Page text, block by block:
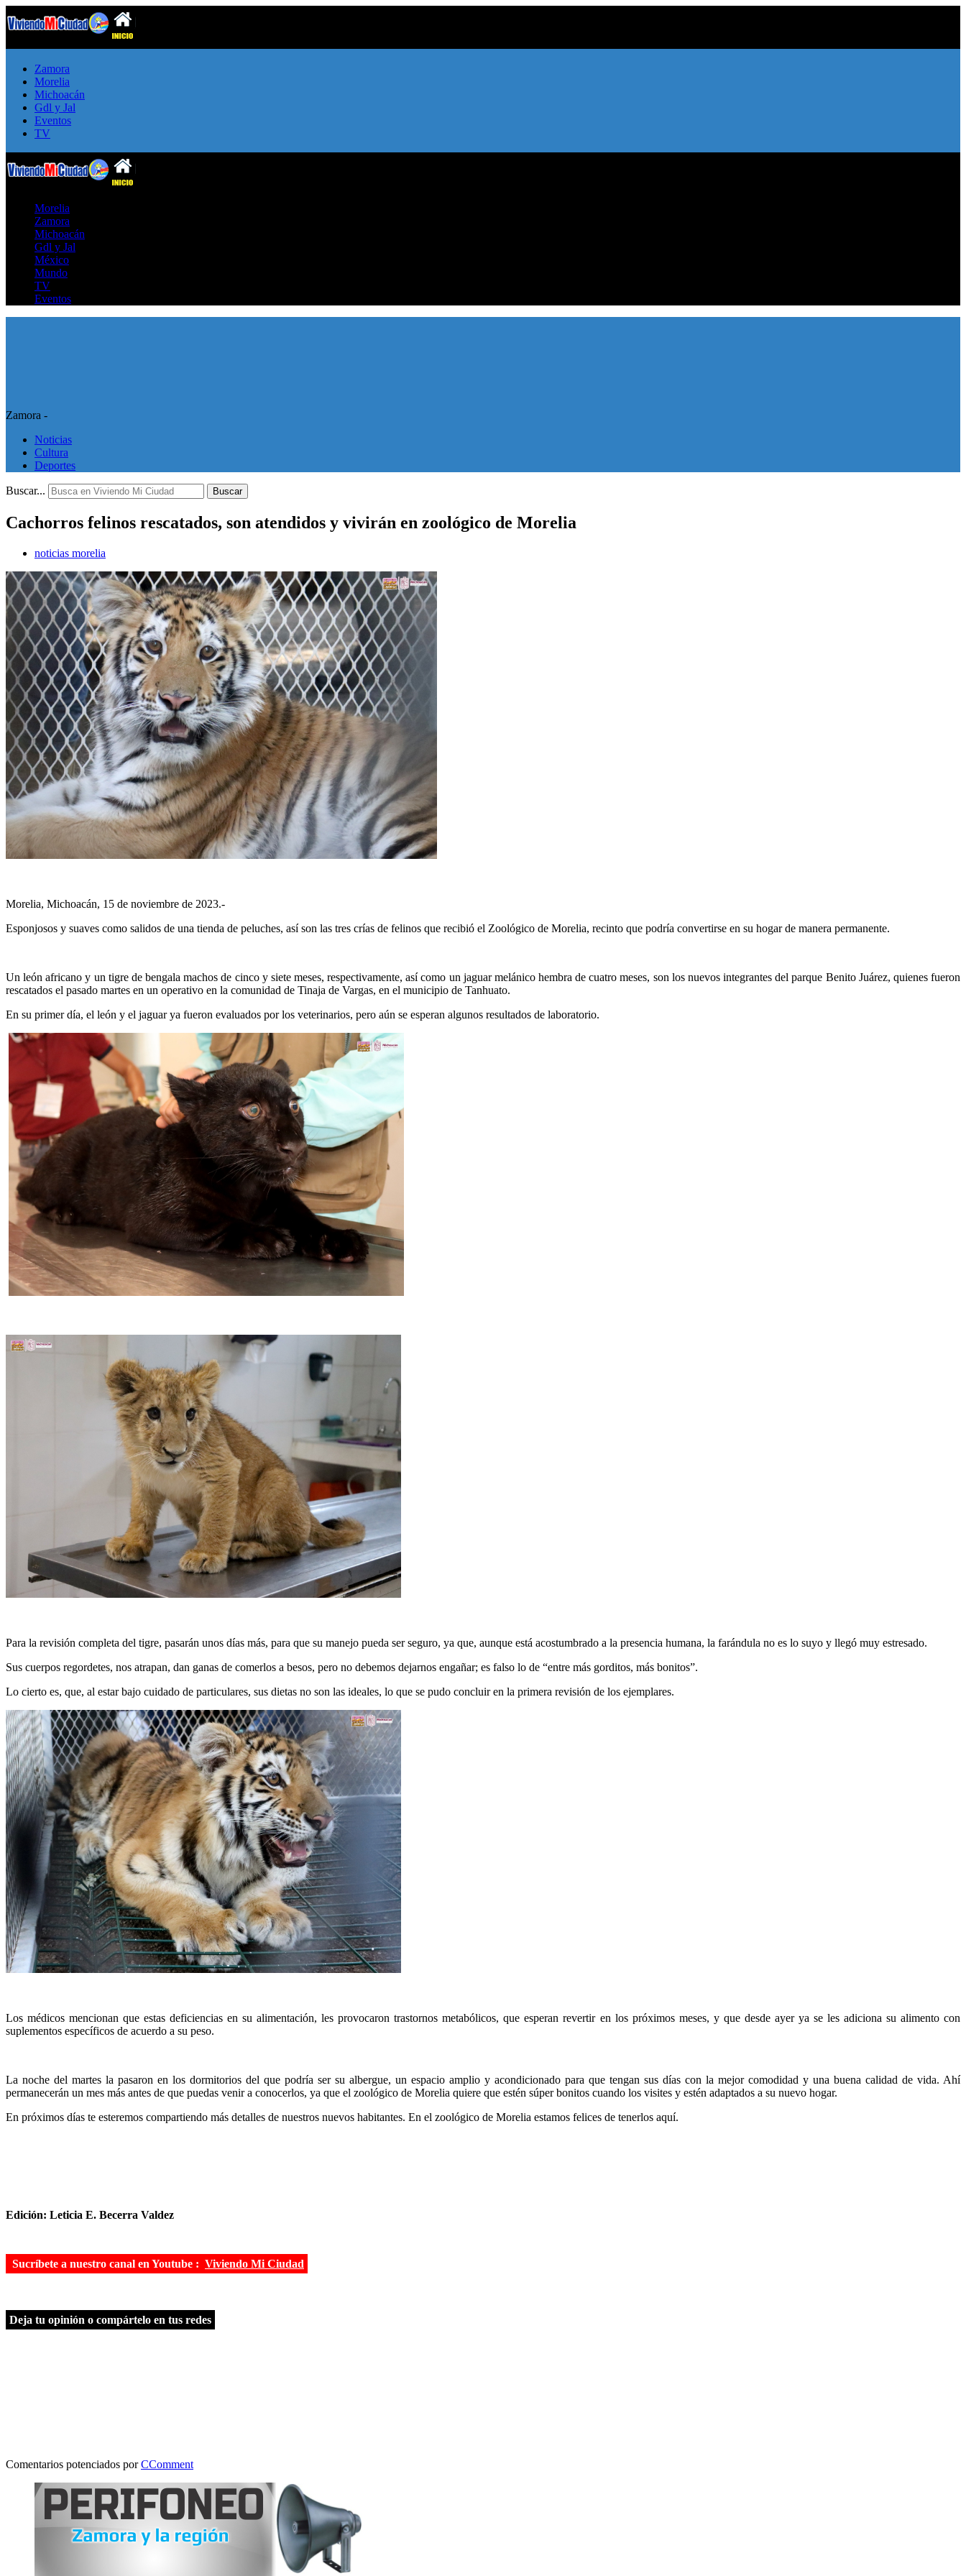
Zamora
Morelia
Michoacán
Gdl y Jal
Eventos
TV
Morelia
Zamora
Michoacán
Gdl y Jal
México
Mundo
TV
Eventos
Zamora -
Noticias
Cultura
Deportes
Buscar... Buscar
Cachorros felinos rescatados, son atendidos y vivirán en zoológico de Morelia
noticias morelia
Morelia, Michoacán, 15 de noviembre de 2023.-
Esponjosos y suaves como salidos de una tienda de peluches, así son las tres crías de felinos que recibió el Zoológico de Morelia, recinto que podría convertirse en su hogar de manera permanente.
Un león africano y un tigre de bengala machos de cinco y siete meses, respectivamente, así como un jaguar melánico hembra de cuatro meses, son los nuevos integrantes del parque Benito Juárez, quienes fueron
rescatados el pasado martes en un operativo en la comunidad de Tinaja de Vargas, en el municipio de Tanhuato.
En su primer día, el león y el jaguar ya fueron evaluados por los veterinarios, pero aún se esperan algunos resultados de laboratorio.
Para la revisión completa del tigre, pasarán unos días más, para que su manejo pueda ser seguro, ya que, aunque está acostumbrado a la presencia humana, la farándula no es lo suyo y llegó muy estresado.
Sus cuerpos regordetes, nos atrapan, dan ganas de comerlos a besos, pero no debemos dejarnos engañar; es falso lo de “entre más gorditos, más bonitos”.
Lo cierto es, que, al estar bajo cuidado de particulares, sus dietas no son las ideales, lo que se pudo concluir en la primera revisión de los ejemplares.
Los médicos mencionan que estas deficiencias en su alimentación, les provocaron trastornos metabólicos, que esperan revertir en los próximos meses, y que desde ayer ya se les adiciona su alimento con
suplementos específicos de acuerdo a su peso.
La noche del martes la pasaron en los dormitorios del que podría ser su albergue, un espacio amplio y acondicionado para que tengan sus días con la mejor comodidad y una buena calidad de vida. Ahí
permanecerán un mes más antes de que puedas venir a conocerlos, ya que el zoológico de Morelia quiere que estén súper bonitos cuando los visites y estén adaptados a su nuevo hogar.
En próximos días te esteremos compartiendo más detalles de nuestros nuevos habitantes. En el zoológico de Morelia estamos felices de tenerlos aquí.
Edición: Leticia E. Becerra Valdez
Sucríbete a nuestro canal en Youtube : Viviendo Mi Ciudad
Deja tu opinión o compártelo en tus redes
Comentarios potenciados porCComment